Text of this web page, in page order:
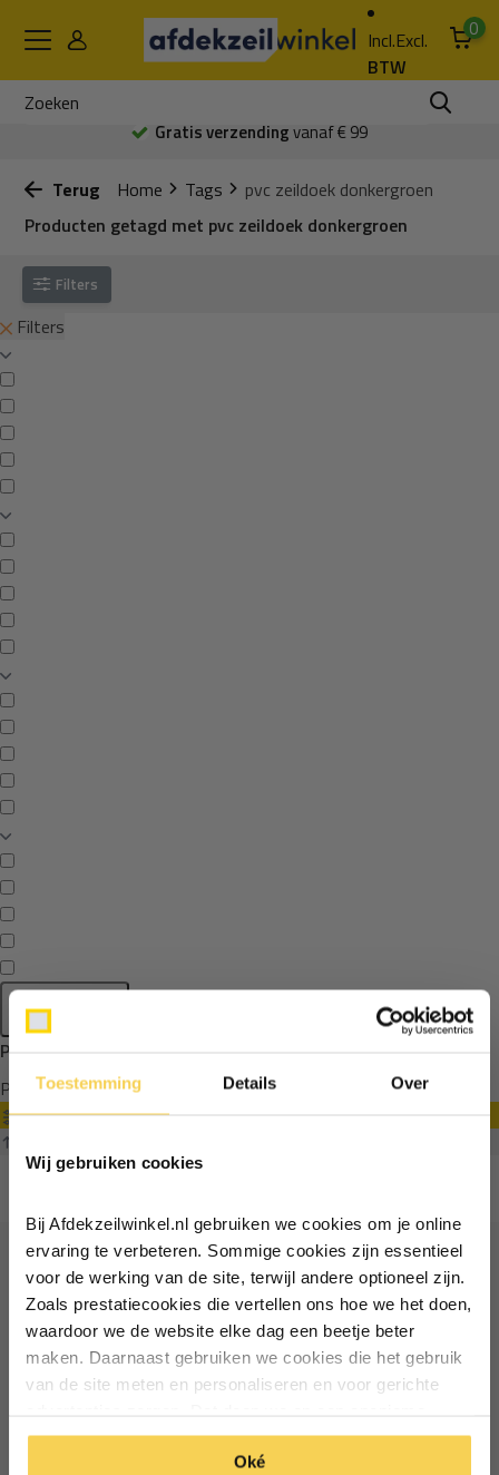
Toestemming Details Over
Wij gebruiken cookies
Bij Afdekzeilwinkel.nl gebruiken we cookies om je online
ervaring te verbeteren. Sommige cookies zijn essentieel
voor de werking van de site, terwijl andere optioneel zijn.
Zoals prestatiecookies die vertellen ons hoe we het doen,
waardoor we de website elke dag een beetje beter
maken. Daarnaast gebruiken we cookies die het gebruik
van de site meten en personaliseren en voor gerichte
manier. Klik op 'Oké' om alle cookies te accepteren. Of
klik op ‘alleen essentiele’ als je niet akkoord gaat met
Oké
Incl.Excl.
BTW
0
Gratis verzendingvanaf € 99
Terug Home Tags
pvc zeildoek donkergroen
Producten getagd met pvc zeildoek donkergroen
Filters
Filters
Apply filters
Producten getagd met pvc zeildoek donkergroen
Producten
Filter
Ontvang €5 korting
Schrijf je in voor de nieuwsbrief en ontvang €5 welkomstkorting!
Email
Ontvang €5,- korting!
Schrijf je in voor de nieuwsbrief en
Vul je e-mailadres in‍⁪⁪
Particulier Zakelijk
Inschrijven
*Geldig bij minimale besteding vanaf €75